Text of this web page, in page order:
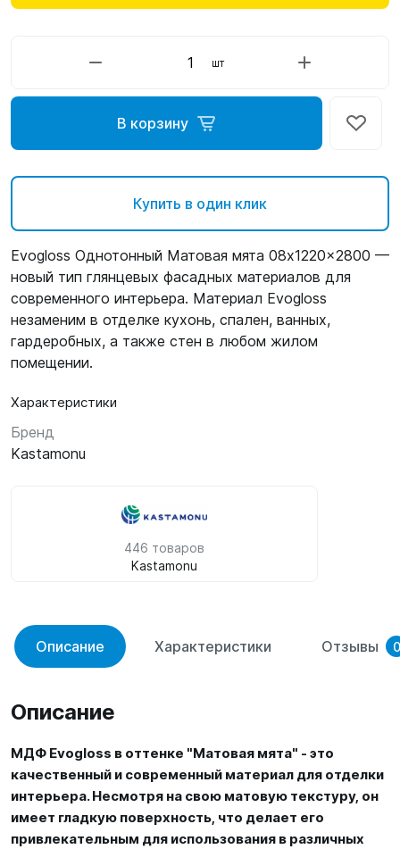
шт
В корзину
Купить в один клик
Evogloss Однотонный Матовая мята 08x1220x2800 —
новый тип глянцевых фасадных материалов для
современного интерьера. Материал Evogloss
незаменим в отделке кухонь, спален, ванных,
гардеробных, а также стен в любом жилом
помещении.
Характеристики
Бренд
Kastamonu
446 товаров
Kastamonu
Описание Характеристики Отзывы 0
Описание
МДФ Evogloss в оттенке "Матовая мята" - это
качественный и современный материал для отделки
интерьера. Несмотря на свою матовую текстуру, он
имеет гладкую поверхность, что делает его
привлекательным для использования в различных